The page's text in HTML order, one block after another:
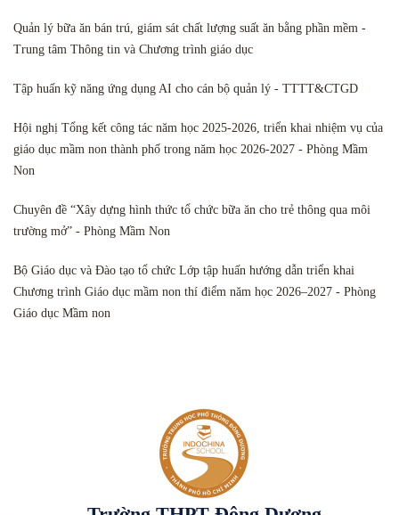
Quản lý bữa ăn bán trú, giám sát chất lượng suất ăn bằng phần mềm -
Trung tâm Thông tin và Chương trình giáo dục
Tập huấn kỹ năng ứng dụng AI cho cán bộ quản lý - TTTT&CTGD
Hội nghị Tổng kết công tác năm học 2025-2026, triển khai nhiệm vụ của
giáo dục mầm non thành phố trong năm học 2026-2027 - Phòng Mầm
Non
Chuyên đề “Xây dựng hình thức tổ chức bữa ăn cho trẻ thông qua môi
trường mở” - Phòng Mầm Non
Bộ Giáo dục và Đào tạo tổ chức Lớp tập huấn hướng dẫn triển khai
Chương trình Giáo dục mầm non thí điểm năm học 2026–2027 - Phòng
Giáo dục Mầm non